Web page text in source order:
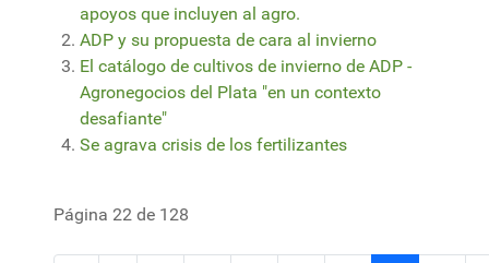
apoyos que incluyen al agro.
ADP y su propuesta de cara al invierno
El catálogo de cultivos de invierno de ADP -
Agronegocios del Plata "en un contexto
desafiante"
Se agrava crisis de los fertilizantes
Página 22 de 128